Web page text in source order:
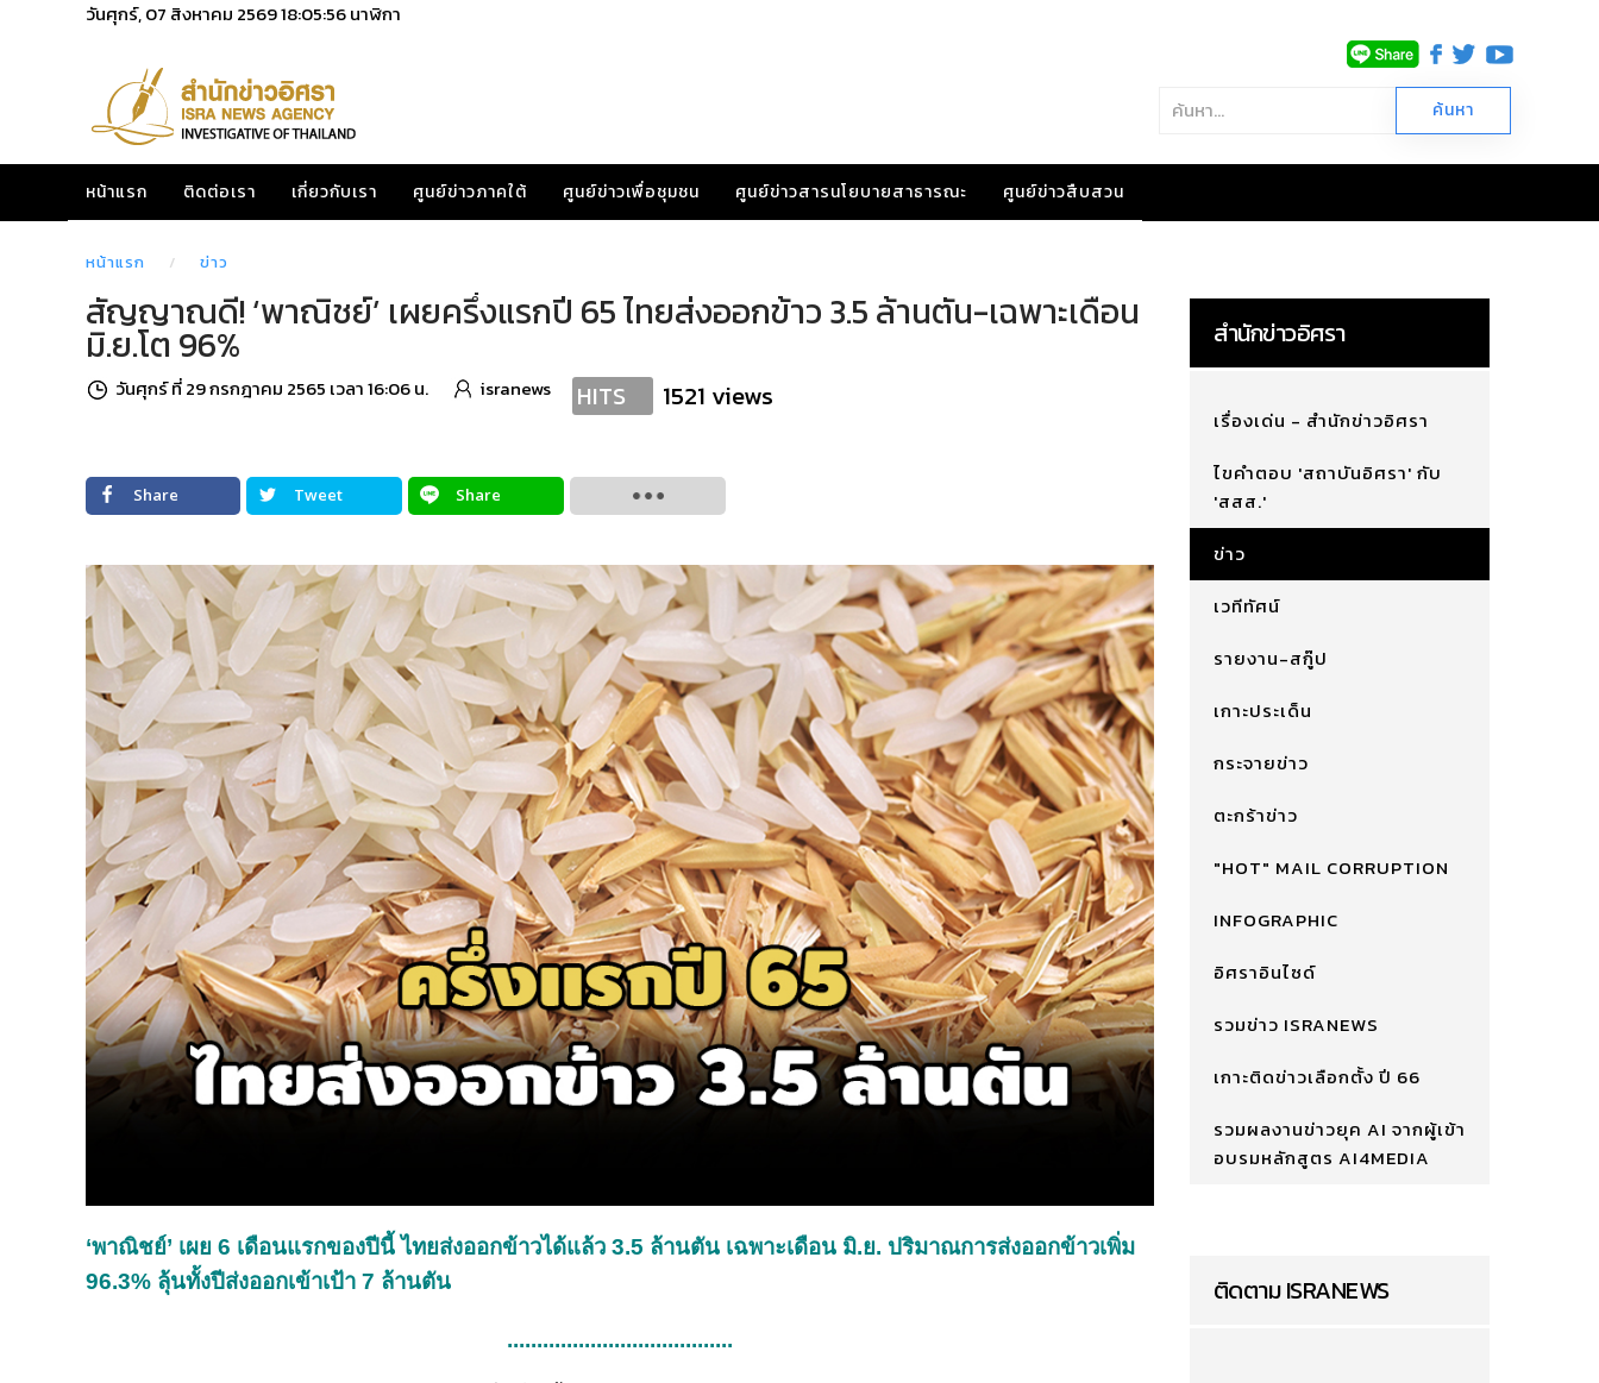
วันศุกร์, 07 สิงหาคม 256918:05:57นาฬิกา
หน้าแรก ติดต่อเรา เกี่ยวกับเรา ศูนย์ข่าวภาคใต้ ศูนย์ข่าวเพื่อชุมชน ศูนย์ข่าวสารนโยบายสาธารณะ ศูนย์ข่าวสืบสวน
หน้าแรก ข่าว
สัญญาณดี! ‘พาณิชย์’ เผยครึ่งแรกปี 65 ไทยส่งออกข้าว 3.5 ล้านตัน-เฉพาะเดือน
มิ.ย.โต 96%
วันศุกร์ ที่ 29 กรกฎาคม 2565 เวลา 16:06 น. isranews HITS 1521 views
Share Tweet Share
‘พาณิชย์’ เผย 6 เดือนแรกของปีนี้ ไทยส่งออกข้าวได้แล้ว 3.5 ล้านตัน เฉพาะเดือน มิ.ย. ปริมาณการส่งออกข้าวเพิ่ม
96.3% ลุ้นทั้งปีส่งออกเข้าเป้า 7 ล้านตัน
......................................
สำนักข่าวอิศรา
เรื่องเด่น - สำนักข่าวอิศรา
ไขคำตอบ 'สถาบันอิศรา' กับ
'สสส.'
ข่าว
เวทีทัศน์
รายงาน-สกู๊ป
เกาะประเด็น
กระจายข่าว
ตะกร้าข่าว
"HOT" MAIL CORRUPTION
INFOGRAPHIC
อิศราอินไซด์
รวมข่าว ISRANEWS
เกาะติดข่าวเลือกตั้ง ปี 66
รวมผลงานข่าวยุค AI จากผู้เข้า
อบรมหลักสูตร AI4MEDIA
ติดตาม ISRANEWS